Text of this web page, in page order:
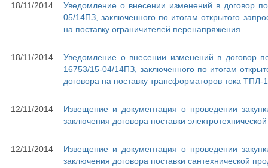
18/11/2014
Уведомление о внесении изменений в договор
05/14ПЗ, заключенного по итогам открытого
на поставку ограничителей перенапряжения.
18/11/2014
Уведомление о внесении изменений в договор
16753/15-04/14ПЗ, заключенного по итогам
договора на поставку трансформаторов тока ТПЛ-
12/11/2014
Извещение и документация о проведении
заключения договора поставки
12/11/2014
Извещение и документация о проведении
заключения договора поставки сантехнической